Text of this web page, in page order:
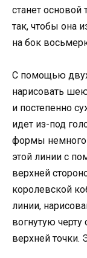
станет
так, чтобы она
на бок
С помощью
нарисовать
и постепенно
идет из-под
формы немного
этой линии с
верхней
королевской
линии,
вогнутую
верхней точки.